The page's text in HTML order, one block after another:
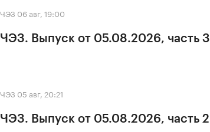
ЧЭЗ 06 авг, 19:00
ЧЭЗ. Выпуск от 05.08.2026, часть 3
ЧЭЗ 05 авг, 20:21
ЧЭЗ. Выпуск от 05.08.2026, часть 2